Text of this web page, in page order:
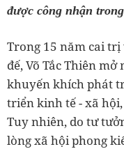
được công nhận
Trong 15 năm cai
đế, Võ Tắc Thiên
khuyến khích phát
triển kinh tế - xã
Tuy nhiên, do tư
lòng xã hội phong